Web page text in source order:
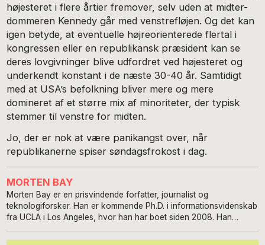
højesteret i flere årtier fremover, selv uden at midter-
dommeren Kennedy går med venstrefløjen. Og det kan
igen betyde, at eventuelle højreorienterede flertal i
kongressen eller en republikansk præsident kan se
deres lovgivninger blive udfordret ved højesteret og
underkendt konstant i de næste 30-40 år. Samtidigt
med at USA’s befolkning bliver mere og mere
domineret af et større mix af minoriteter, der typisk
stemmer til venstre for midten.
Jo, der er nok at være panikangst over, når
republikanerne spiser søndagsfrokost i dag.
MORTEN BAY
Morten Bay er en prisvindende forfatter, journalist og
teknologiforsker. Han er kommende Ph.D. i informationsvidenskab
fra UCLA i Los Angeles, hvor han har boet siden 2008. Han
historie, senest i et to-årigt projekt for DARPA sammen med en af